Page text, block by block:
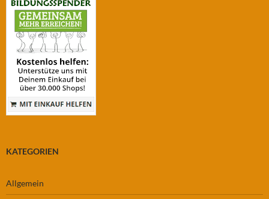
KATEGORIEN
Allgemein